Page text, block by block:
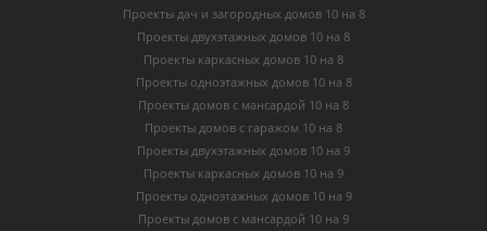
Проекты дач и загородных домов 10 на 8
Проекты двухэтажных домов 10 на 8
Проекты каркасных домов 10 на 8
Проекты одноэтажных домов 10 на 8
Проекты домов с мансардой 10 на 8
Проекты домов с гаражом 10 на 8
Проекты двухэтажных домов 10 на 9
Проекты каркасных домов 10 на 9
Проекты одноэтажных домов 10 на 9
Проекты домов с мансардой 10 на 9